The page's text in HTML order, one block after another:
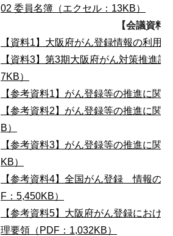
02 委員名簿（エクセル：13KB）
【会議資料
【資料1】大阪府がん登録情報の利用
【資料3】第3期大阪府がん対策推進
7KB）
【参考資料1】がん登録等の推進に関
【参考資料2】がん登録等の推進に関
B）
【参考資料3】がん登録等の推進に関
KB）
【参考資料4】全国がん登録 情報の
F：5,450KB）
【参考資料5】大阪府がん登録におけ
理要領（PDF：1,032KB）